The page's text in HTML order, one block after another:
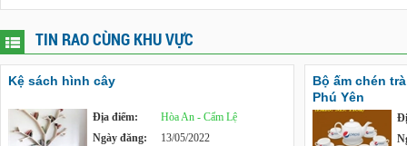
TIN RAO CÙNG KHU VỰC
Kệ sách hình cây
Địa điểm:
Hòa An - Cẩm Lệ
Ngày đăng:
13/05/2022
Bộ ấm chén
Phú Yên